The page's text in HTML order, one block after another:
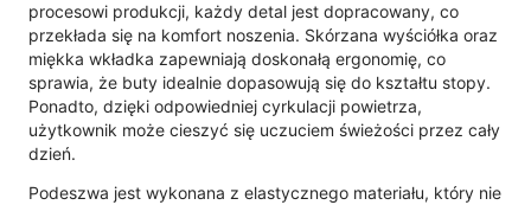
procesowi produkcji, każdy detal jest dopracowany, co
przekłada się na komfort noszenia. Skórzana wyściółka oraz
miękka wkładka zapewniają doskonałą ergonomię, co
sprawia, że buty idealnie dopasowują się do kształtu stopy.
Ponadto, dzięki odpowiedniej cyrkulacji powietrza,
użytkownik może cieszyć się uczuciem świeżości przez cały
dzień.
Podeszwa jest wykonana z elastycznego materiału, który nie